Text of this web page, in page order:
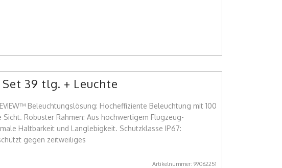
39 tlg. + Leuchte
Beleuchtungslösung: Hocheffiziente Beleuchtung mit 100
Sicht. Robuster Rahmen: Aus hochwertigem Flugzeug-
Haltbarkeit und Langlebigkeit. Schutzklasse IP67:
gegen zeitweiliges
Artikelnummer: 99062251